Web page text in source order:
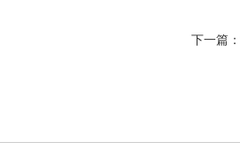
下一篇：